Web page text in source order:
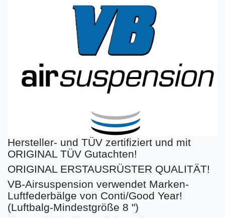
Hersteller- und TÜV zertifiziert und mit
ORIGINAL TÜV Gutachten!
ORIGINAL ERSTAUSRÜSTER QUALITÄT!
VB-Airsuspension verwendet Marken-
Luftfederbälge von Conti/Good Year!
(Luftbalg-Mindestgröße 8 ")